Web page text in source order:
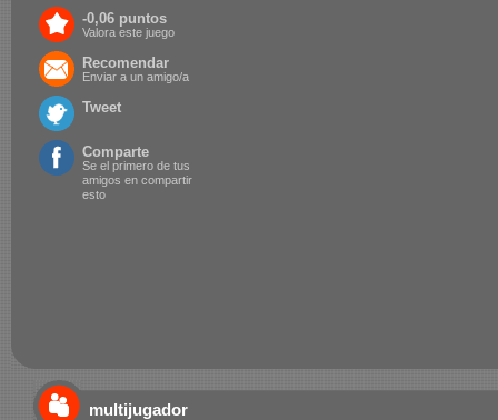
-0,06 puntos
Valora este juego
Recomendar
Enviar a un amigo/a
Tweet
Comparte
Se el primero de tus
amigos en compartir
esto
multijugador